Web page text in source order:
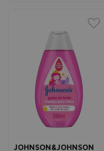
JOHNSON&JOHNSON